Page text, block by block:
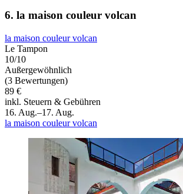
6. la maison couleur volcan
la maison couleur volcan
Le Tampon
10/10
Außergewöhnlich
(3 Bewertungen)
89 €
inkl. Steuern & Gebühren
16. Aug.–17. Aug.
la maison couleur volcan